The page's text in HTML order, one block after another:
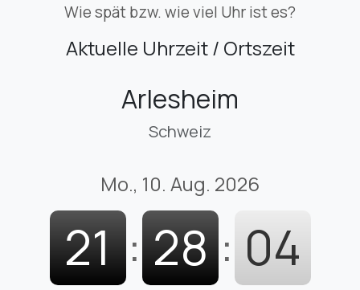
Wie spät bzw. wie viel Uhr ist es?
Aktuelle Uhrzeit / Ortszeit
Arlesheim
Schweiz
Mo., 10. Aug. 2026
21 : 28 : 05